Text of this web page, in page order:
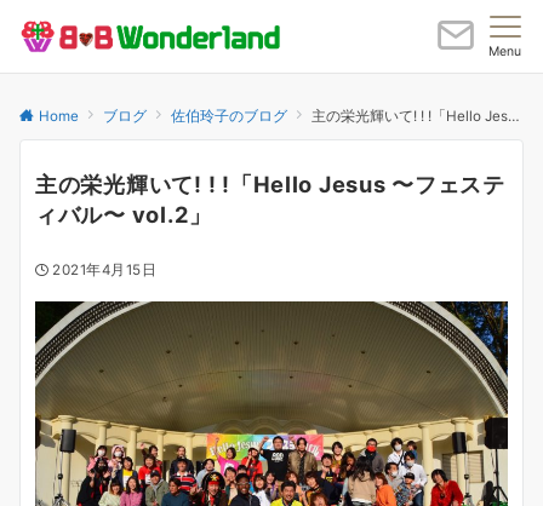
Menu
Home ブログ 佐伯玲子のブログ 主の栄光輝いて! ! !「Hello Jesus 〜フェスティバル〜 vol.2」
主の栄光輝いて! ! !「Hello Jesus 〜フェステ
ィバル〜 vol.2」
2021年4月15日